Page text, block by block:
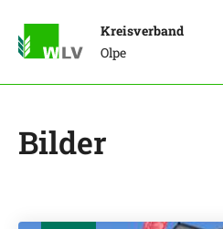
Kreisverband
Olpe
Bilder